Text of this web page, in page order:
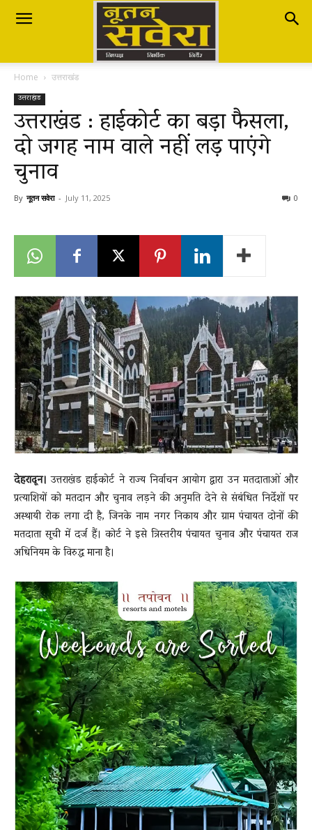
Nutan
Savera
नूतन
सवेरा
Breaking
News
Home उत्तराखंड
उत्तराखंड
उत्तराखंड : हाईकोर्ट का बड़ा फैसला,
दो जगह नाम वाले नहीं लड़ पाएंगे
चुनाव
By नूतन सवेरा - July 11, 2025 0
देहरादून। उत्तराखंड हाईकोर्ट ने राज्य निर्वाचन आयोग द्वारा उन मतदाताओं और
प्रत्याशियों को मतदान और चुनाव लड़ने की अनुमति देने से संबंधित निर्देशों पर
अस्थायी रोक लगा दी है, जिनके नाम नगर निकाय और ग्राम पंचायत दोनों की
मतदाता सूची में दर्ज हैं। कोर्ट ने इसे त्रिस्तरीय पंचायत चुनाव और पंचायत राज
अधिनियम के विरुद्ध माना है।